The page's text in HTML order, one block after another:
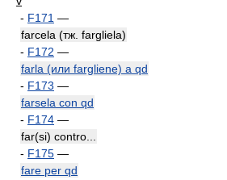
- F171 —
farcela (тж. fargliela)
- F172 —
farla (или fargliene) a qd
- F173 —
farsela con qd
- F174 —
far(si) contro...
- F175 —
fare per qd